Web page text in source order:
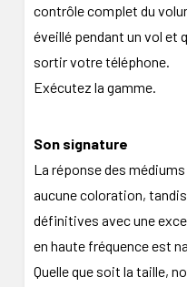
contrôle complet du
éveillé pendant un vol et
sortir votre téléphone.
Exécutez la gamme.
Son signature
La réponse des
aucune coloration,
définitives avec une
en haute fréquence est
Quelle que soit la taille,